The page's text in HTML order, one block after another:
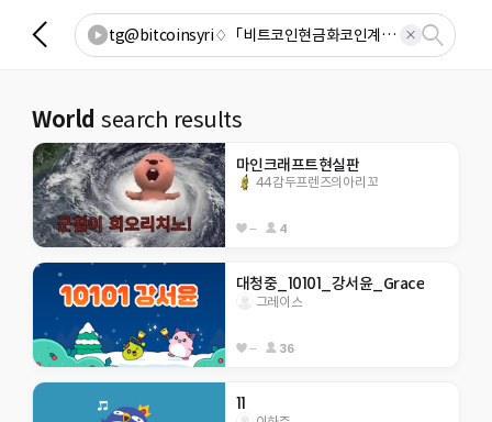
World search results
마인크래프트현실판
44감두프렌즈의아리꼬
-- 4
대청중_10101_강서윤_Grace
그레이스
-- 36
11